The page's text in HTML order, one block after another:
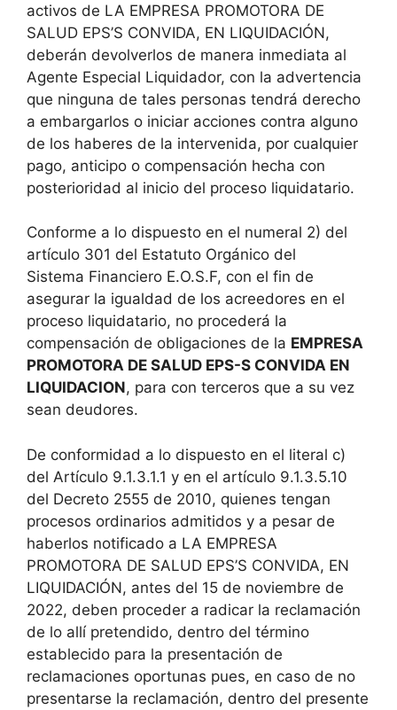
activos de LA EMPRESA PROMOTORA DE
SALUD EPS’S CONVIDA, EN LIQUIDACIÓN,
deberán devolverlos de manera inmediata al
Agente Especial Liquidador, con la advertencia
que ninguna de tales personas tendrá derecho
a embargarlos o iniciar acciones contra alguno
de los haberes de la intervenida, por cualquier
pago, anticipo o compensación hecha con
posterioridad al inicio del proceso liquidatario.
Conforme a lo dispuesto en el numeral 2) del
artículo 301 del Estatuto Orgánico del
Sistema Financiero E.O.S.F, con el fin de
asegurar la igualdad de los acreedores en el
proceso liquidatario, no procederá la
compensación de obligaciones de la EMPRESA
PROMOTORA DE SALUD EPS-S CONVIDA EN
LIQUIDACION, para con terceros que a su vez
sean deudores.
De conformidad a lo dispuesto en el literal c)
del Artículo 9.1.3.1.1 y en el artículo 9.1.3.5.10
del Decreto 2555 de 2010, quienes tengan
procesos ordinarios admitidos y a pesar de
haberlos notificado a LA EMPRESA
PROMOTORA DE SALUD EPS’S CONVIDA, EN
LIQUIDACIÓN, antes del 15 de noviembre de
2022, deben proceder a radicar la reclamación
de lo allí pretendido, dentro del término
establecido para la presentación de
reclamaciones oportunas pues, en caso de no
presentarse la reclamación, dentro del presente